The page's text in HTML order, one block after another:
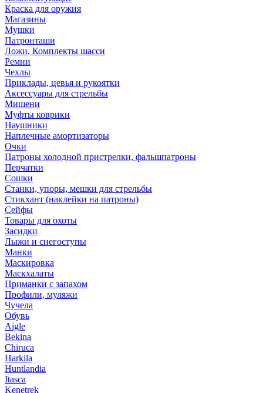
Краска для оружия
Магазины
Мушки
Патронташи
Ложи, Комплекты шасси
Ремни
Чехлы
Приклады, цевья и рукоятки
Аксессуары для стрельбы
Мишени
Муфты коврики
Наушники
Наплечные амортизаторы
Очки
Патроны холодной пристрелки, фальшпатроны
Перчатки
Сошки
Станки, упоры, мешки для стрельбы
Стикхант (наклейки на патроны)
Сейфы
Товары для охоты
Засидки
Лыжи и снегоступы
Манки
Маскировка
Маскхалаты
Приманки с запахом
Профили, муляжи
Чучела
Обувь
Aigle
Bekina
Chiruсa
Harkila
Huntlandia
Itasca
Kenetrek